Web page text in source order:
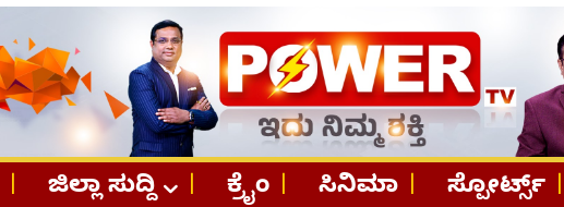
ಜಿಲ್ಲಾ ಸುದ್ದಿ ಕ್ರೈಂ ಸಿನಿಮಾ ಸ್ಪೋರ್ಟ್ಸ್